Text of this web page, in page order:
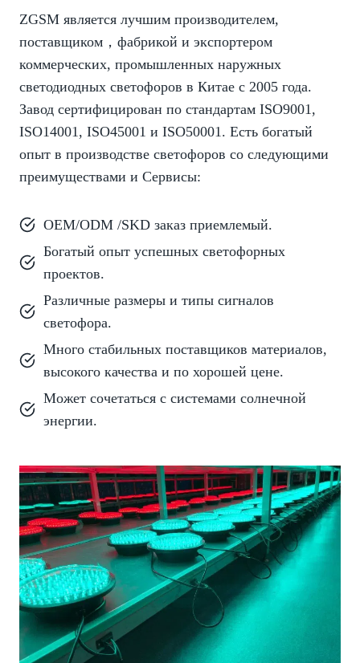
ZGSM является лучшим производителем,
поставщиком，фабрикой и экспортером
коммерческих, промышленных наружных
светодиодных светофоров в Китае с 2005 года.
Завод сертифицирован по стандартам ISO9001,
ISO14001, ISO45001 и ISO50001. Есть богатый
опыт в производстве светофоров со следующими
преимуществами и Сервисы:
OEM/ODM /SKD заказ приемлемый.
Богатый опыт успешных светофорных
проектов.
Различные размеры и типы сигналов
светофора.
Много стабильных поставщиков материалов,
высокого качества и по хорошей цене.
Может сочетаться с системами солнечной
энергии.